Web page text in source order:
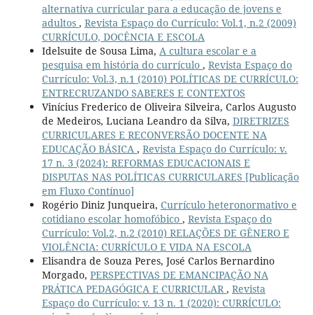
alternativa curricular para a educação de jovens e
adultos , Revista Espaço do Currículo: Vol.1, n.2 (2009)
CURRÍCULO, DOCÊNCIA E ESCOLA
Idelsuite de Sousa Lima, A cultura escolar e a
pesquisa em história do currículo , Revista Espaço do
Currículo: Vol.3, n.1 (2010) POLÍTICAS DE CURRÍCULO:
ENTRECRUZANDO SABERES E CONTEXTOS
Vinícius Frederico de Oliveira Silveira, Carlos Augusto
de Medeiros, Luciana Leandro da Silva, DIRETRIZES
CURRICULARES E RECONVERSÃO DOCENTE NA
EDUCAÇÃO BÁSICA , Revista Espaço do Currículo: v.
17 n. 3 (2024): REFORMAS EDUCACIONAIS E
DISPUTAS NAS POLÍTICAS CURRICULARES [Publicação
em Fluxo Contínuo]
Rogério Diniz Junqueira, Currículo heteronormativo e
cotidiano escolar homofóbico , Revista Espaço do
Currículo: Vol.2, n.2 (2010) RELAÇÕES DE GÊNERO E
VIOLÊNCIA: CURRÍCULO E VIDA NA ESCOLA
Elisandra de Souza Peres, José Carlos Bernardino
Morgado, PERSPECTIVAS DE EMANCIPAÇÃO NA
PRÁTICA PEDAGÓGICA E CURRICULAR, Revista
Espaço do Currículo: v. 13 n. 1 (2020): CURRÍCULO: